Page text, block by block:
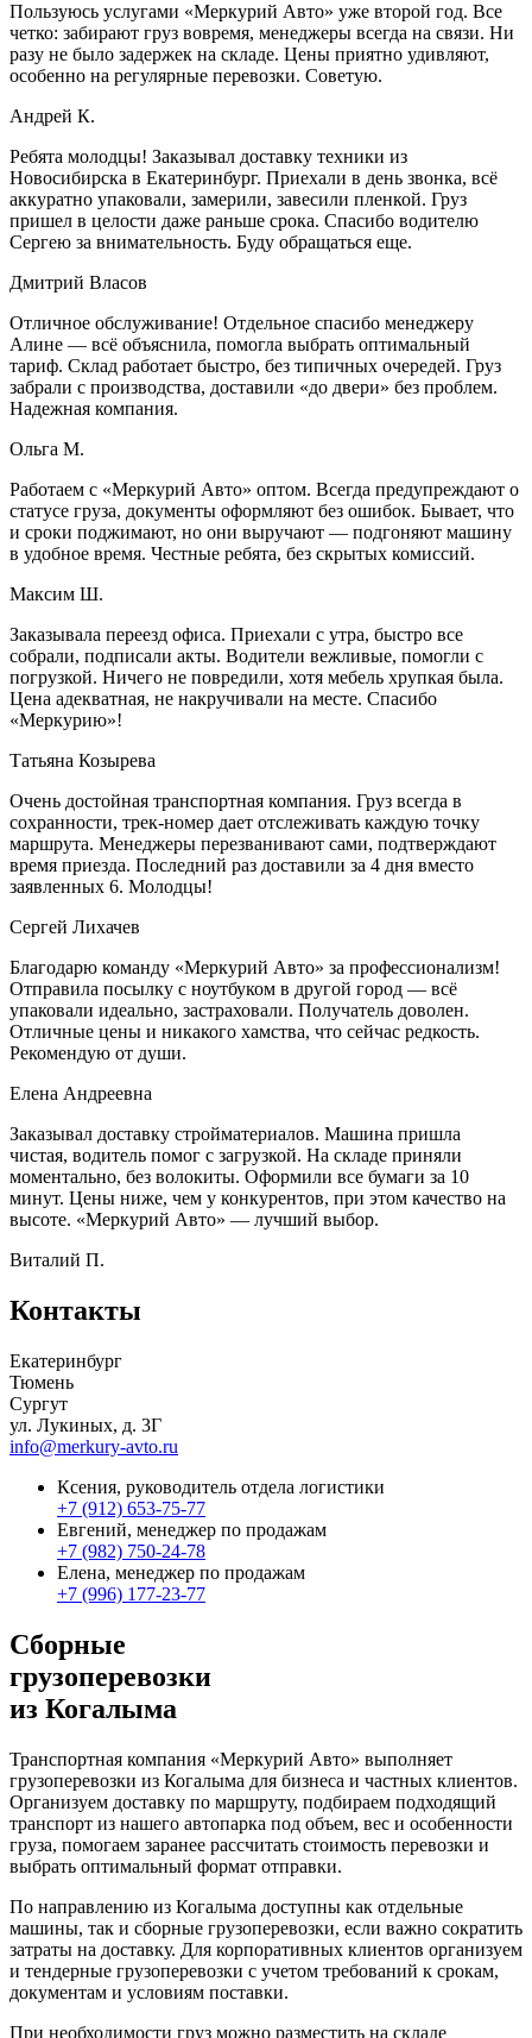
Пользуюсь услугами «Меркурий Авто» уже второй год. Все
четко: забирают груз вовремя, менеджеры всегда на связи. Ни
разу не было задержек на складе. Цены приятно удивляют,
особенно на регулярные перевозки. Советую.
Андрей К.
Ребята молодцы! Заказывал доставку техники из
Новосибирска в Екатеринбург. Приехали в день звонка, всё
аккуратно упаковали, замерили, завесили пленкой. Груз
пришел в целости даже раньше срока. Спасибо водителю
Сергею за внимательность. Буду обращаться еще.
Дмитрий Власов
Отличное обслуживание! Отдельное спасибо менеджеру
Алине — всё объяснила, помогла выбрать оптимальный
тариф. Склад работает быстро, без типичных очередей. Груз
забрали с производства, доставили «до двери» без проблем.
Надежная компания.
Ольга М.
Работаем с «Меркурий Авто» оптом. Всегда предупреждают о
статусе груза, документы оформляют без ошибок. Бывает, что
и сроки поджимают, но они выручают — подгоняют машину
в удобное время. Честные ребята, без скрытых комиссий.
Максим Ш.
Заказывала переезд офиса. Приехали с утра, быстро все
собрали, подписали акты. Водители вежливые, помогли с
погрузкой. Ничего не повредили, хотя мебель хрупкая была.
Цена адекватная, не накручивали на месте. Спасибо
«Меркурию»!
Татьяна Козырева
Очень достойная транспортная компания. Груз всегда в
сохранности, трек-номер дает отслеживать каждую точку
маршрута. Менеджеры перезванивают сами, подтверждают
время приезда. Последний раз доставили за 4 дня вместо
заявленных 6. Молодцы!
Сергей Лихачев
Благодарю команду «Меркурий Авто» за профессионализм!
Отправила посылку с ноутбуком в другой город — всё
упаковали идеально, застраховали. Получатель доволен.
Отличные цены и никакого хамства, что сейчас редкость.
Рекомендую от души.
Елена Андреевна
Заказывал доставку стройматериалов. Машина пришла
чистая, водитель помог с загрузкой. На складе приняли
моментально, без волокиты. Оформили все бумаги за 10
минут. Цены ниже, чем у конкурентов, при этом качество на
высоте. «Меркурий Авто» — лучший выбор.
Виталий П.
Контакты
Екатеринбург
Тюмень
Сургут
ул. Лукиных, д. 3Г
info@merkury-avto.ru
Ксения, руководитель отдела логистики
+7 (912) 653-75-77
Евгений, менеджер по продажам
+7 (982) 750-24-78
Елена, менеджер по продажам
+7 (996) 177-23-77
Сборные
грузоперевозки
из Когалыма
Транспортная компания «Меркурий Авто» выполняет
грузоперевозки из Когалыма для бизнеса и частных клиентов.
Организуем доставку по маршруту, подбираем подходящий
транспорт из нашего автопарка под объем, вес и особенности
груза, помогаем заранее рассчитать стоимость перевозки и
выбрать оптимальный формат отправки.
По направлению из Когалыма доступны как отдельные
машины, так и сборные грузоперевозки, если важно сократить
затраты на доставку. Для корпоративных клиентов организуем
и тендерные грузоперевозки с учетом требований к срокам,
документам и условиям поставки.
При необходимости груз можно разместить на складе